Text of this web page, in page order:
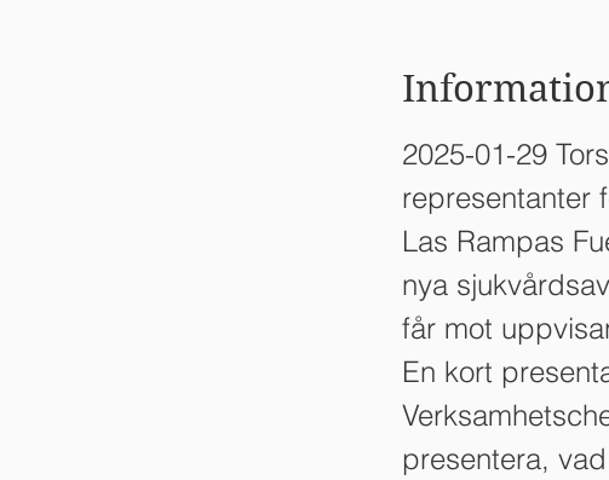
2025-01-29
representanter
Las Rampas
nya
får mot
En kort
presentera,